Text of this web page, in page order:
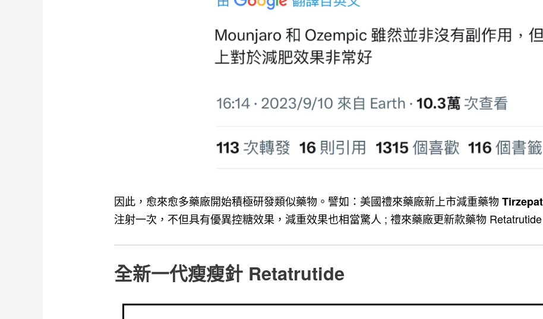
因此，愈來愈多藥廠開始積極研發類似藥物。譬如：美國禮來藥廠新上市減重藥物
注射一次，不但具有優異控糖效果，減重效果也相當驚人 ; 禮來藥廠更新款藥物
全新一代瘦瘦針 Retatrutide